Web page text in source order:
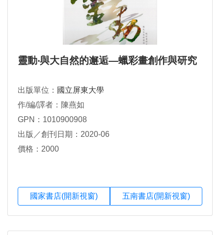
靈動‧與大自然的邂逅—蠟彩畫創作與研究
出版單位： 國立屏東大學
作/編/譯者：陳燕如
GPN：1010900908
出版／創刊日期：2020-06
價格：2000
國家書店(開新視窗) 五南書店(開新視窗)